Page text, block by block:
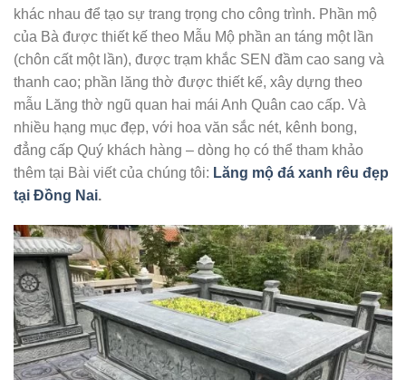
khác nhau để tạo sự trang trọng cho công trình. Phần mộ
của Bà được thiết kế theo Mẫu Mộ phần an táng một lần
(chôn cất một lần), được trạm khắc SEN đầm cao sang và
thanh cao; phần lăng thờ được thiết kế, xây dựng theo
mẫu Lăng thờ ngũ quan hai mái Anh Quân cao cấp. Và
nhiều hạng mục đẹp, với hoa văn sắc nét, kênh bong,
đẳng cấp Quý khách hàng – dòng họ có thể tham khảo
thêm tại Bài viết của chúng tôi: Lăng mộ đá xanh rêu đẹp
tại Đồng Nai.